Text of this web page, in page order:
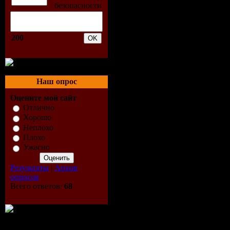
200
Наш опрос
Оцените мой сайт
Отлично
Хорошо
Неплохо
Плохо
Ужасно
Результаты | Архив
опросов
Всего ответов: 68